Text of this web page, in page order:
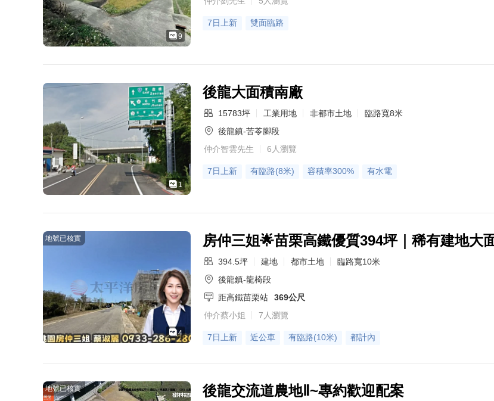
9
7日上新 雙面臨路
1
後龍大面積南廠
15783坪 工業用地 非都市土地
臨路寬8米
後龍鎮-苦苓腳段
仲介智雲先生
6人瀏覽
7日上新 有臨路(8米) 容積率300% 有水電
地號已核實
4
房仲三姐🌟苗栗高鐵優質394坪｜稀有建地大
394.5坪 建地 都市土地
臨路寬10米
後龍鎮-龍椅段
距高鐵苗栗站
369公尺
仲介蔡小姐
7人瀏覽
7日上新 近公車 有臨路(10米) 都計內
地號已核實 後龍交流道農地Ⅱ~專約歡迎配案